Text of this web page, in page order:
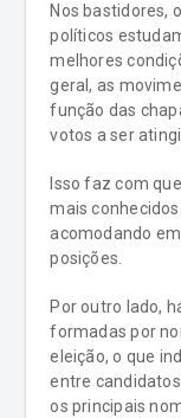
Nos bastidores,
políticos
melhores
geral, as
função das
votos a ser
Isso faz com
mais
acomodando
posições.
Por outro lado,
formadas por
eleição, o que
entre
os principais